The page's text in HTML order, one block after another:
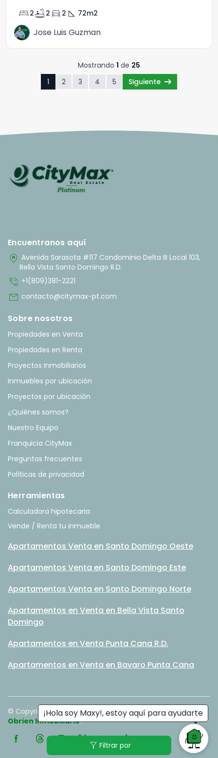
¡Hola soy Maxy!, estoy aquí para ayudarte
filter_alt Filtrar por
bed 2 bathtub 2 directions_car 2 square_foot 72m2
Jose Luis Guzman
Mostrando 1 de 25
1
2 3 4 5 Siguiente
Encuentranos aquí
home_pin Avenida Sarasota #117 Condominio Delta III Local 103,
Bella Vista Santo Domingo R.D.
phone_in_talk +1(809)381-2221
mail contacto@citymax-pt.com
Sobre nosotros
Propiedades en Venta
Propiedades en Renta
Proyectos Inmobiliarios
Inmuebles por ubicación
Proyectos por ubicación
¿Quiénes somos?
Nuestro Equipo
Franquicia CityMax
Preguntas frecuentes
Políticas de privacidad
Herramientas
Calculadora hipotecaria
Vende / Renta tu inmueble
Apartamentos Venta en Santo Domingo Oeste
Apartamentos Venta en Santo Domingo Este
Apartamentos Venta en Santo Domingo Norte
Apartamentos en Venta en Bella Vista Santo
Domingo
Apartamentos en Venta Punta Cana R.D.
Apartamentos en Venta en Bavaro Punta Cana
© Copyright2026. All rights reserved. - Hecho con ❤️ por
Obrien Inmobiliario.